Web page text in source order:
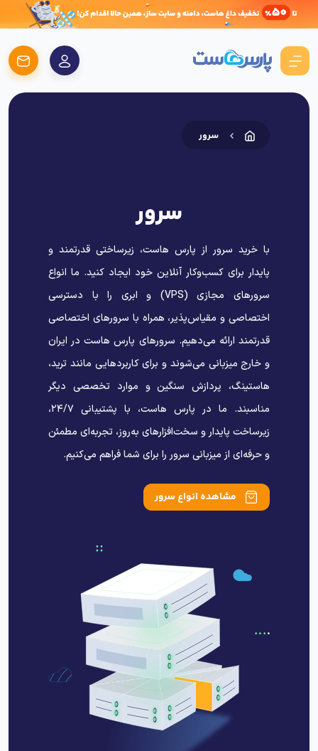
سرور
سرور
با خرید سرور از پارس هاست، زیرساختی قدرتمند و
پایدار برای کسب‌وکار آنلاین خود ایجاد کنید. ما انواع
سرورهای مجازی (VPS) و ابری را با دسترسی
اختصاصی و مقیاس‌پذیر، همراه با سرورهای اختصاصی
قدرتمند ارائه می‌دهیم. سرورهای پارس هاست در ایران
و خارج میزبانی می‌شوند و برای کاربردهایی مانند ترید،
هاستینگ، پردازش سنگین و موارد تخصصی دیگر
مناسبند. ما در پارس هاست، با پشتیبانی ۲۴/۷،
زیرساخت پایدار و سخت‌افزارهای به‌روز، تجربه‌ای مطمئن
و حرفه‌ای از میزبانی سرور را برای شما فراهم می‌کنیم.
مشاهده انواع سرور